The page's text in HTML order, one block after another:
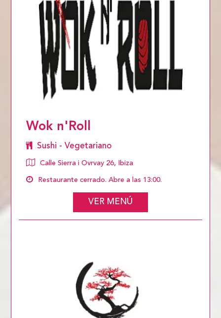
Wok n'Roll
Sushi - Vegetariano
Calle Sierra i Ovrvay 26, Ibiza
Restaurante cerrado. Abre a las 13:00.
VER MENÚ